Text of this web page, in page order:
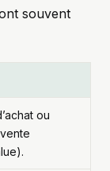
souvent
ou